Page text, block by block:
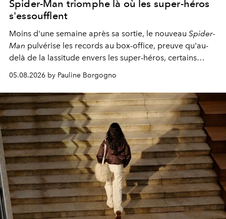
Spider-Man triomphe là où les super-héros
s'essoufflent
Moins d'une semaine après sa sortie, le nouveau Spider-
Man pulvérise les records au box-office, preuve qu'au-
delà de la lassitude envers les super-héros, certains
personnages continuent de susciter une ferveur intacte.
05.08.2026 by Pauline Borgogno